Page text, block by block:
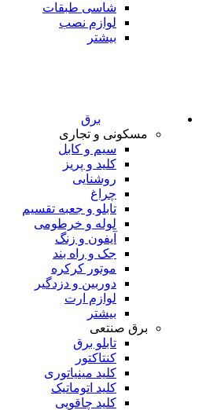
شاسی طبقات
لوازم نصب
بیشتر
برق
مسکونی و تجاری
سیم و کابل
کلید و پریز
روشنایی
چراغ
تابلو و جعبه تقسیم
لوله و خرطومی
آیفون و زنگ
جک و راه بند
موتور کرکره
دوربین و دزدگیر
لوازم ارت
بیشتر
برق صنتعی
تابلو برق
کنتاکتور
کلید مینیاتوری
کلید اتوماتیک
کلید چاقویی